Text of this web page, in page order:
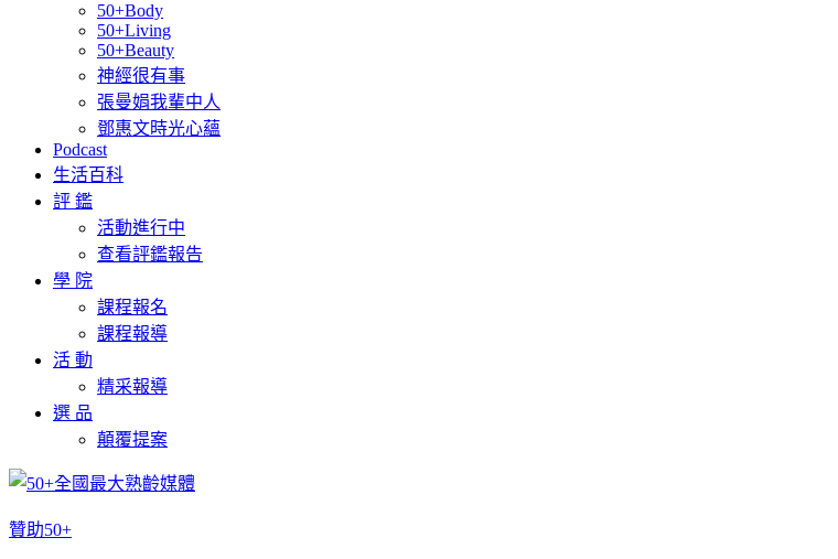
50+Body
50+Living
50+Beauty
神經很有事
張曼娟我輩中人
鄧惠文時光心蘊
Podcast
生活百科
評 鑑
活動進行中
查看評鑑報告
學 院
課程報名
課程報導
活 動
精采報導
選 品
顛覆提案
贊助50+